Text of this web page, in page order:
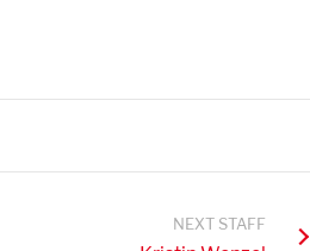
NEXT STAFF